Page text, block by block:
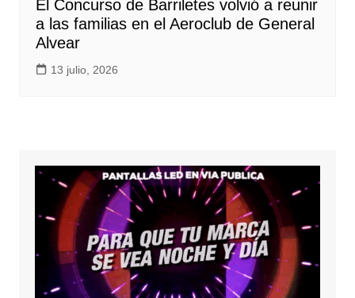
El Concurso de Barriletes volvió a reunir
a las familias en el Aeroclub de General
Alvear
13 julio, 2026